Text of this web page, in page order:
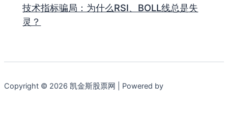
技术指标骗局：为什么RSI、BOLL线总是失
灵？
Copyright © 2026 凯金斯股票网 | Powered by